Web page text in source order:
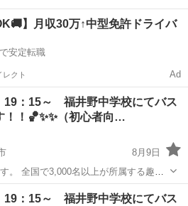
】月収30万↑中型免許ドライバ
安定転職
レクト Ad
19：15～ 福井野中学校にてバス
！！🏀✨✨（初心者向…
8月9日
る趣味
15～ 福井野中
学校にてバスケをします！！🏀✨✨ 昨今の日本人選手のNBAでの...
トボール バスケ
19：15～ 福井野中学校にてバス